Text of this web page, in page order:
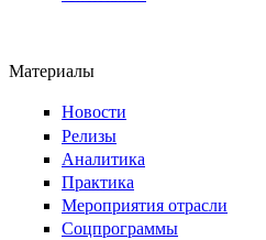
Материалы
Новости
Релизы
Аналитика
Практика
Мероприятия отрасли
Соцпрограммы